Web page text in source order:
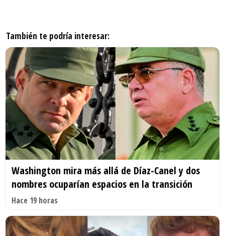
También te podría interesar:
Washington mira más allá de Díaz-Canel y dos
nombres ocuparían espacios en la transición
Hace 19 horas